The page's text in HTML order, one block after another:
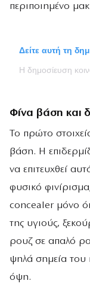
περιποιημένο
Δείτε αυτή τη
Η δημοσίευση
Φίνα βάση και
Το πρώτο
βάση. Η
να επιτευχθεί
φυσικό
concealer μόνο
της υγιούς,
ρουζ σε απαλό
ψηλά σημεία
όψη.